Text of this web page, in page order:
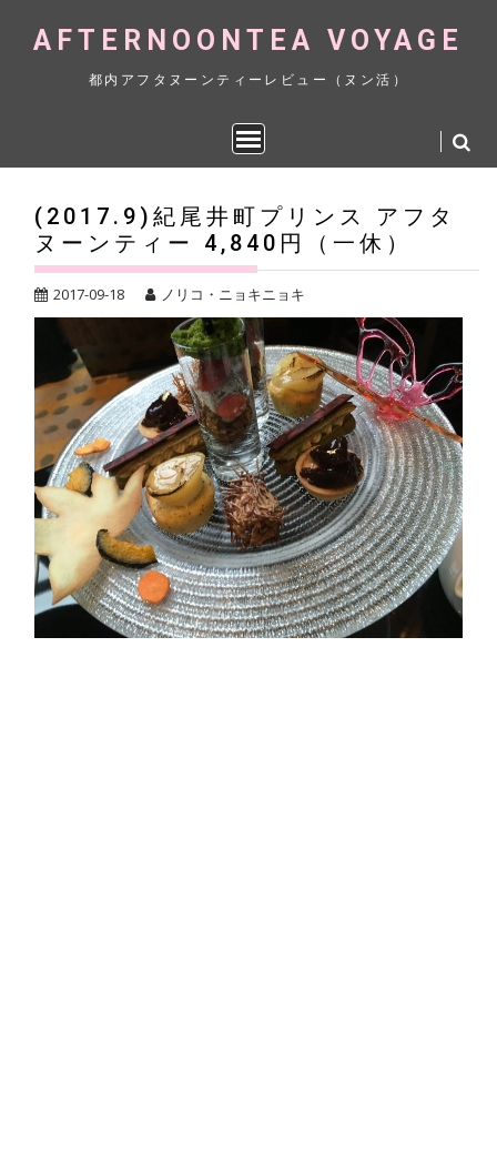
to
AFTERNOONTEA VOYAGE
都内アフタヌーンティーレビュー（ヌン活）
(2017.9)紀尾井町プリンス アフタ
ヌーンティー 4,840円（一休）
2017-09-18 ノリコ・ニョキニョキ